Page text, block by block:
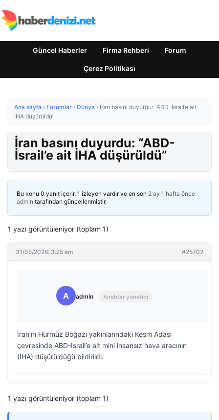
Güncel Haberler Firma Rehberi Forum
Çerez Politikası
Ana sayfa › Forumlar › Dünya › İran basını duyurdu: “ABD-İsrail’e ait
İHA düşürüldü”
İran basını duyurdu: “ABD-
İsrail’e ait İHA düşürüldü”
Bu konu 0 yanıt içerir, 1 izleyen vardır ve en son 2 ay 1 hafta önce
admin tarafından güncellenmiştir.
1 yazı görüntüleniyor (toplam 1)
31/05/2026: 3:25 am #25702
A admin Anahtar yönetici
İran’ın Hürmüz Boğazı yakınlarındaki Keşm Adası
çevresinde ABD-İsrail’e ait mini insansız hava aracının
(İHA) düşürüldüğü bildirildi.
1 yazı görüntüleniyor (toplam 1)